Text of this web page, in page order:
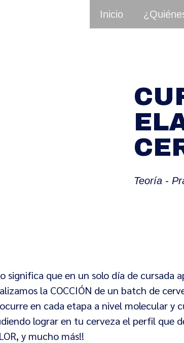
Inicio
Teoría -
significa que en un solo día de cursada
la COCCIÓN de un batch de
en cada etapa a nivel molecular
lograr en tu cerveza el perfil que
y mucho más!!